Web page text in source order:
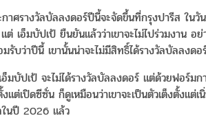
กาศรางวัลบัลลงดอร์ปีนี้จะจัดขึ้นที่กรุงปารีส ในวั
เอ็มบัปเป้ ยืนยันแล้วว่าเขาจะไม่ไปร่วมงาน อย่
รับว่าปีนี้ เขานั้นน่าจะไม่มีสิทธิ์ได้รางวัลบัลลงดอ
มบัปเป้ จะไม่ได้รางวัลบัลลงดอร์ แต่ด้วยฟอร์มก
ต่เปิดซีซั่น ก็ดูเหมือนว่าเขาจะเป็นตัวเต็งตั้งแต่เ
ในปี 2026 แล้ว